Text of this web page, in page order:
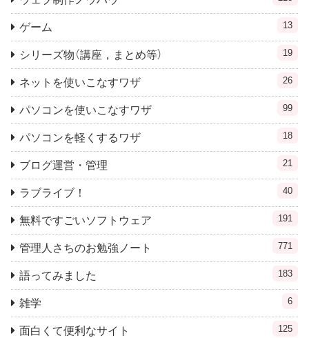
ゲーム 13
シリーズ物（講座，まとめ等） 19
ネットを使いこなすワザ 26
パソコンを使いこなすワザ 99
パソコンを軽くするワザ 18
ブログ運営・管理 21
ラブライブ！ 40
無料ですごいソフトウェア 191
管理人さちのお勉強ノート 771
語ってみました 183
雑学 6
面白くて便利なサイト 125